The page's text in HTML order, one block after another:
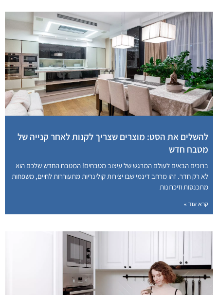
להשלים את הסט: מוצרים שצריך לקנות לאחר קנייה של
מטבח חדש
ברוכים הבאים לעולם המרגש של עיצוב מטבחים! המטבח החדש שלכם הוא
לא רק חדר. זהו מרחב דינמי שבו יצירות קולינריות מתעוררות לחיים, משפחות
מתכנסות וזיכרונות
קרא עוד »